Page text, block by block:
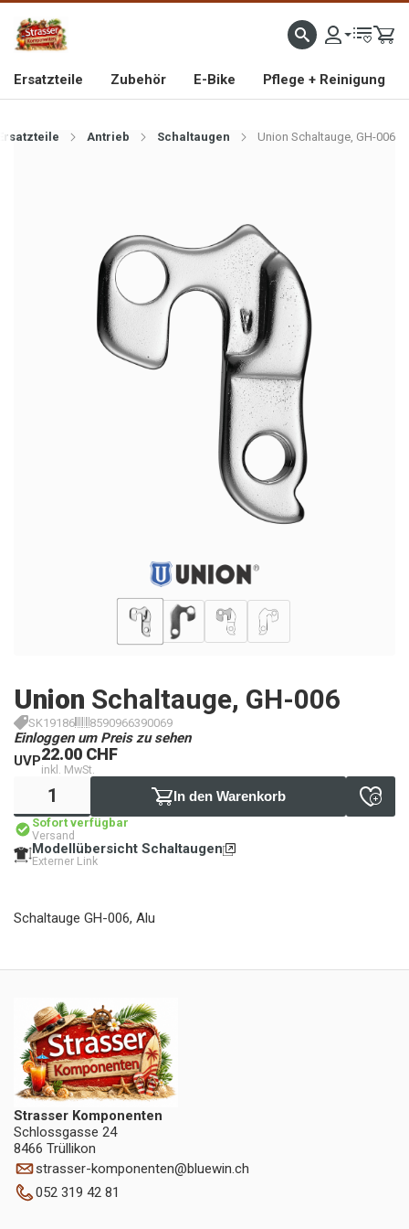
IMPORTEUR VON HOCHWERTIGEN FAHRRAD- UND MOFAERSATZTEILEN SEIT 1993
Ersatzteile Zubehör E-Bike Pflege + Reinigung
Antrieb Schaltaugen Union Schaltauge, GH-006
Union Schaltauge, GH-006
SK19186 8590966390069
Einloggen um Preis zu sehen
UVP22.00 CHF
inkl. MwSt.
In den Warenkorb
Sofort verfügbar
Versand
Modellübersicht Schaltaugen
Externer Link
Schaltauge GH-006, Alu
Strasser Komponenten
Schlossgasse 24
8466 Trüllikon
strasser-komponenten@bluewin.ch
052 319 42 81